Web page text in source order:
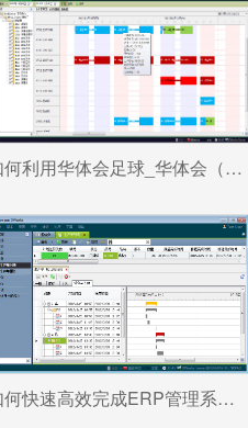
如何利用华体会足球_华体会（中国） 系统更好提升企业运营效率?
如何快速高效完成ERP管理系统配置?